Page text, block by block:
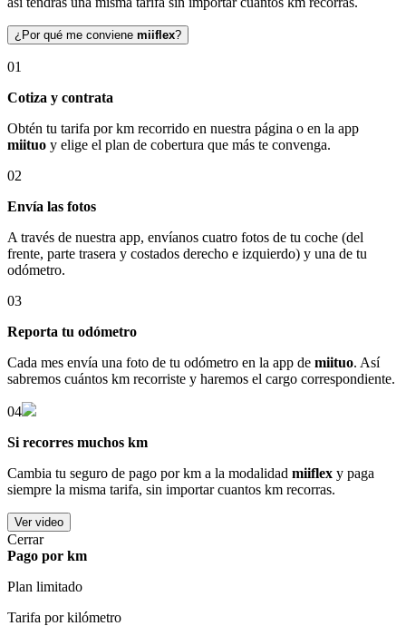
¿Por qué me conviene miiflex?
01
Cotiza y contrata
Obtén tu tarifa por km recorrido en nuestra página o en la app
miituo y elige el plan de cobertura que más te convenga.
02
Envía las fotos
A través de nuestra app, envíanos cuatro fotos de tu coche (del
frente, parte trasera y costados derecho e izquierdo) y una de tu
odómetro.
03
Reporta tu odómetro
Cada mes envía una foto de tu odómetro en la app de miituo. Así
sabremos cuántos km recorriste y haremos el cargo correspondiente.
04
Si recorres muchos km
Cambia tu seguro de pago por km a la modalidad miiflex y paga
siempre la misma tarifa, sin importar cuantos km recorras.
Ver video
Cerrar
Pago por km
Plan limitado
Tarifa por kilómetro